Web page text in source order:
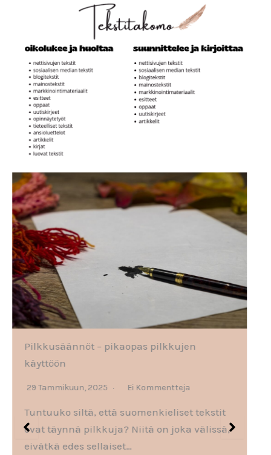
Pilkkusäännöt – pikaopas pilkkujen
käyttöön
29 Tammikuun, 2025 Ei Kommentteja
Tuntuuko siltä, että suomenkieliset tekstit
ovat täynnä pilkkuja? Niitä on joka välissä,
eivätkä edes sellaiset…